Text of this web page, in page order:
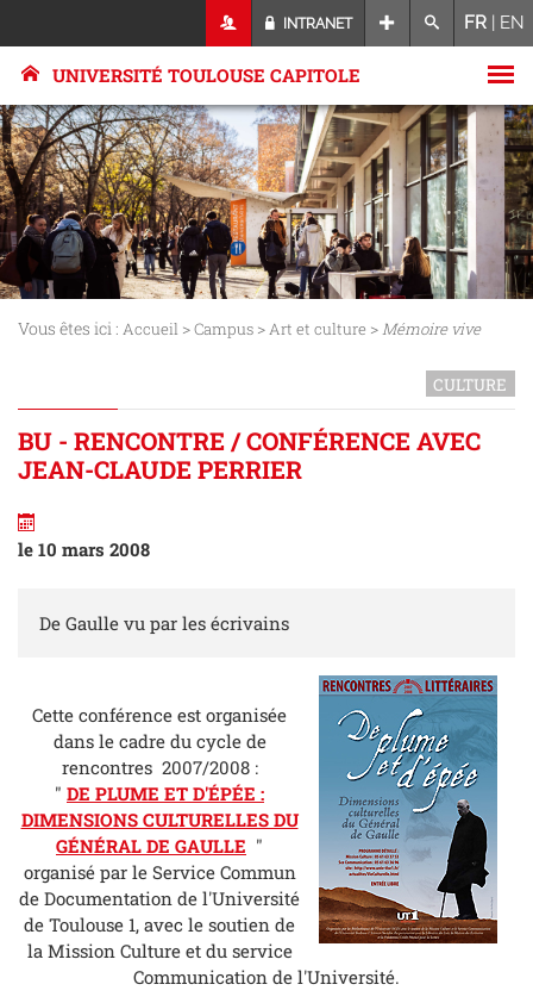
INTRANET FR | EN
UNIVERSITÉ TOULOUSE CAPITOLE
Vous êtes ici : Accueil >Campus >Art et culture >Mémoire vive
CULTURE
BU - RENCONTRE / CONFÉRENCE AVEC
JEAN-CLAUDE PERRIER
le 10 mars 2008
De Gaulle vu par les écrivains
Cette conférence est organisée
dans le cadre du cycle de
rencontres 2007/2008 :
" DE PLUME ET D'ÉPÉE :
DIMENSIONS CULTURELLES DU
GÉNÉRAL DE GAULLE "
organisé par le Service Commun
de Documentation de l'Université
de Toulouse 1, avec le soutien de
la Mission Culture et du service
Communication de l'Université.